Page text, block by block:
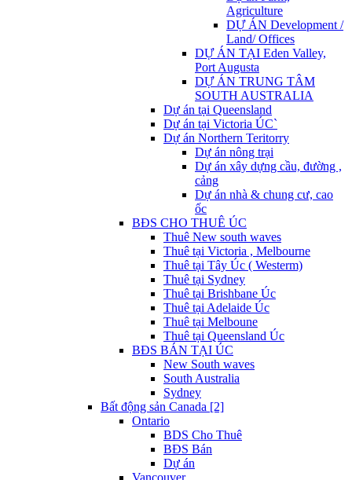
Agriculture
DỰ ÁN Development /
Land/ Offices
DỰ ÁN TẠI Eden Valley,
Port Augusta
DỰ ÁN TRUNG TÂM
SOUTH AUSTRALIA
Dự án tại Queensland
Dự án tại Victoria ÚC`
Dự án Northern Teritorry
Dự án nông trại
Dự án xây dựng cầu, đường ,
cảng
Dự án nhà & chung cư, cao
ốc
BĐS CHO THUÊ ÚC
Thuê New south waves
Thuê tại Victoria , Melbourne
Thuê tại Tây Úc ( Westerm)
Thuê tại Sydney
Thuê tại Brishbane Úc
Thuê tại Adelaide Úc
Thuê tại Melboune
Thuê tại Queensland Úc
BĐS BÁN TẠI ÚC
New South waves
South Australia
Sydney
Bất động sản Canada [2]
Ontario
BDS Cho Thuê
BĐS Bán
Dự án
Vancouver